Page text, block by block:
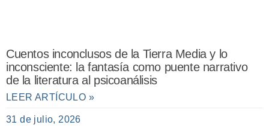
Cuentos inconclusos de la Tierra Media y lo
inconsciente: la fantasía como puente narrativo
de la literatura al psicoanálisis
LEER ARTÍCULO »
31 de julio, 2026